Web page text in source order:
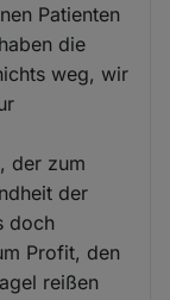
Patienten
die
weg, wir
der zum
der
doch
Profit, den
reißen